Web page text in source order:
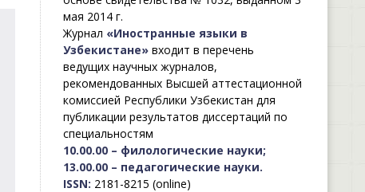
мая 2014 г.
Журнал «Иностранные языки в
Узбекистане»входит в перечень
ведущих научных журналов,
рекомендованных Высшей аттестационной
комиссией Республики Узбекистан для
публикации результатов диссертаций по
специальностям
10.00.00 – филологические науки;
13.00.00 – педагогические науки.
ISSN: 2181-8215 (online)